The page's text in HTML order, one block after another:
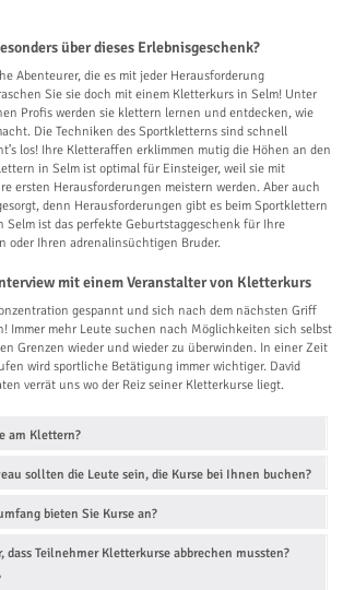
über dieses Erlebnisgeschenk?
Abenteurer, die es mit jeder Herausforderung
Sie sie doch mit einem Kletterkurs in Selm! Unter
Profis werden sie klettern lernen und entdecken, wie
Die Techniken des Sportkletterns sind schnell
los! Ihre Kletteraffen erklimmen mutig die Höhen an den
in Selm ist optimal für Einsteiger, weil sie mit
ersten Herausforderungen meistern werden. Aber auch
denn Herausforderungen gibt es beim Sportklettern
Selm ist das perfekte Geburtstaggeschenk für Ihre
oder Ihren adrenalinsüchtigen Bruder.
mit einem Veranstalter von Kletterkurs
gespannt und sich nach dem nächsten Griff
Immer mehr Leute suchen nach Möglichkeiten sich selbst
Grenzen wieder und wieder zu überwinden. In einer Zeit
wird sportliche Betätigung immer wichtiger. David
verrät uns wo der Reiz seiner Kletterkurse liegt.
am Klettern?
sollten die Leute sein, die Kurse bei Ihnen buchen?
bieten Sie Kurse an?
dass Teilnehmer Kletterkurse abbrechen mussten?